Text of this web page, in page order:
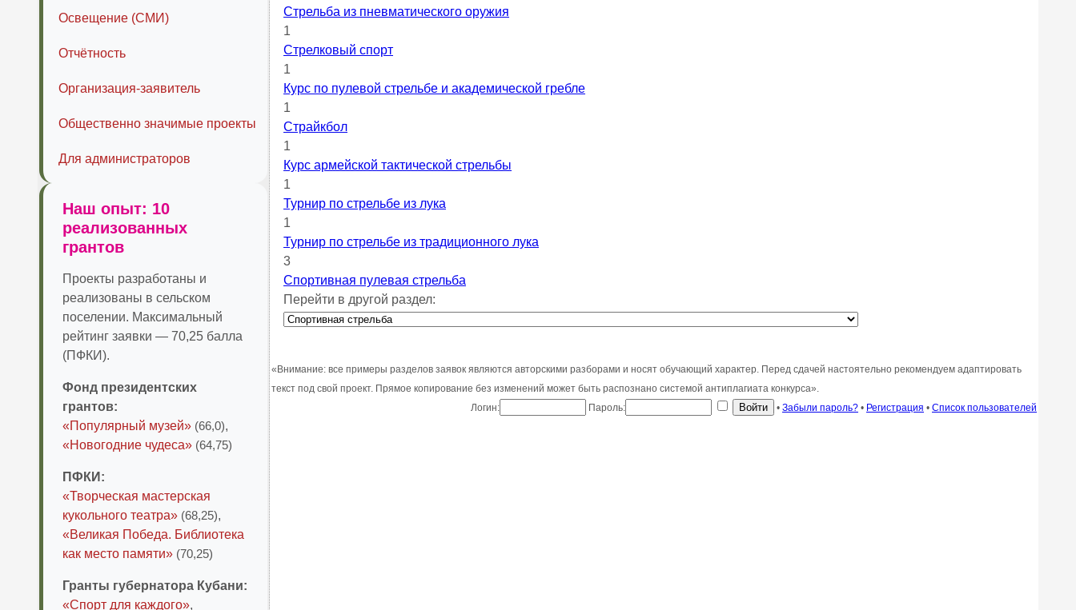
Освещение (СМИ)
Отчётность
Организация-заявитель
Общественно значимые проекты
Для администраторов
Наш опыт: 10
реализованных
грантов
Проекты разработаны и
реализованы в сельском
поселении. Максимальный
рейтинг заявки — 70,25 балла
(ПФКИ).
Фонд президентских
грантов:
«Популярный музей» (66,0),
«Новогодние чудеса» (64,75)
ПФКИ:
«Творческая мастерская
кукольного театра» (68,25),
«Великая Победа. Библиотека
как место памяти» (70,25)
Гранты губернатора Кубани:
«Спорт для каждого»,
Стрельба из пневматического оружия
1
Стрелковый спорт
1
Курс по пулевой стрельбе и академической гребле
1
Страйкбол
1
Курс армейской тактической стрельбы
1
Турнир по стрельбе из лука
1
Турнир по стрельбе из традиционного лука
3
Спортивная пулевая стрельба
Перейти в другой раздел:
«Внимание: все примеры разделов заявок являются авторскими разборами и носят обучающий характер. Перед сдачей настоятельно рекомендуем адаптировать
текст под свой проект. Прямое копирование без изменений может быть распознано системой антиплагиата конкурса».
Логин:
Пароль: • Забыли пароль? • Регистрация • Список пользователей